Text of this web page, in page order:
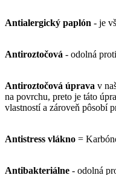
Antialergický paplón - je
Antiroztočová - odolná
Antiroztočová úprava v
na povrchu, preto je táto
vlastností a zároveň pôsobí
Antistress vlákno =
Antibakteriálne - odolná